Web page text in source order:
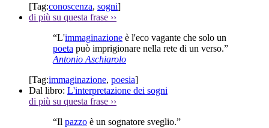
[Tag:conoscenza, sogni]
di più su questa frase ››
“L'immaginazione è l'eco vagante che solo un
poeta può imprigionare nella rete di un verso.”
Antonio Aschiarolo
[Tag:immaginazione, poesia]
Dal libro: L'interpretazione dei sogni
di più su questa frase ››
“Il pazzo è un sognatore sveglio.”